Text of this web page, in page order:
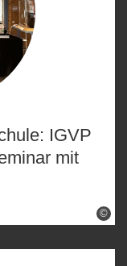
©
IGVP
mit